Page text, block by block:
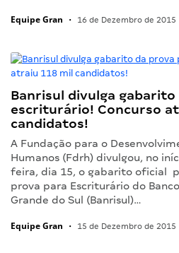
Equipe Gran • 16 de Dezembro de 2015
Banrisul divulga
escriturário! Concurso
candidatos!
A Fundação para o
Humanos (Fdrh) divulgou, no
feira, dia 15, o gabarito oficial
prova para Escriturário do
Grande do Sul (Banrisul)…
Equipe Gran • 15 de Dezembro de 2015